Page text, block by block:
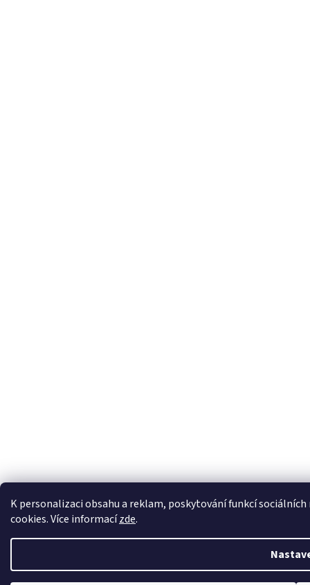
K personalizaci obsahu a reklam, poskytování funkcí
cookies. Více informacízde.